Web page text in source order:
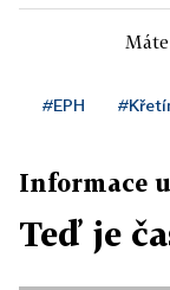
#EPH
Informace
Teď je